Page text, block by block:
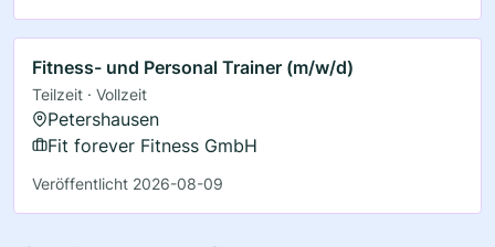
Fitness- und Personal Trainer (m/w/d)
Teilzeit · Vollzeit
Petershausen
Fit forever Fitness GmbH
Veröffentlicht 2026-08-09